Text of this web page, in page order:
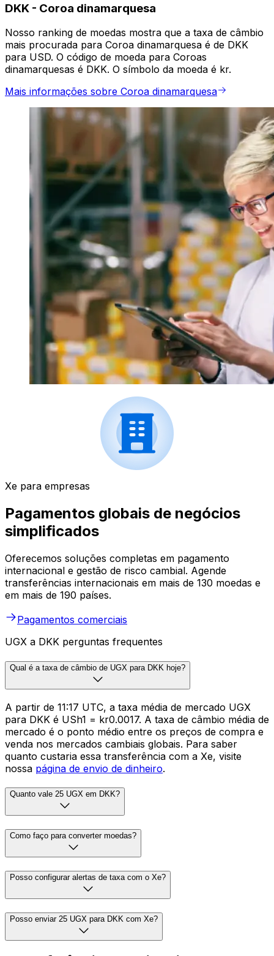
DKK - Coroa dinamarquesa
Nosso ranking de moedas mostra que a taxa de câmbio
mais procurada para Coroa dinamarquesa é de DKK
para USD. O código de moeda para Coroas
dinamarquesas é DKK. O símbolo da moeda é kr.
Mais informações sobre Coroa dinamarquesa
Xe para empresas
Pagamentos globais de negócios
simplificados
Oferecemos soluções completas em pagamento
internacional e gestão de risco cambial. Agende
transferências internacionais em mais de 130 moedas e
em mais de 190 países.
Pagamentos comerciais
UGX a DKK perguntas frequentes
Qual é a taxa de câmbio de UGX para DKK hoje?
A partir de 11:17 UTC, a taxa média de mercado UGX
para DKK é USh1 = kr0.0017. A taxa de câmbio média de
mercado é o ponto médio entre os preços de compra e
venda nos mercados cambiais globais. Para saber
quanto custaria essa transferência com a Xe, visite
nossa página de envio de dinheiro.
Quanto vale 25 UGX em DKK?
Como faço para converter moedas?
Posso configurar alertas de taxa com o Xe?
Posso enviar 25 UGX para DKK com Xe?